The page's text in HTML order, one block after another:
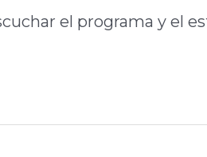
el programa y el